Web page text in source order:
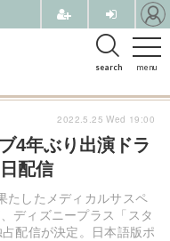
menu
search
4年ぶり出演ドラ
配信
たしたメディカルサスペ
ディズニープラス「スタ
配信が決定。日本語版ポ
2022.5.25 Wed 19:00